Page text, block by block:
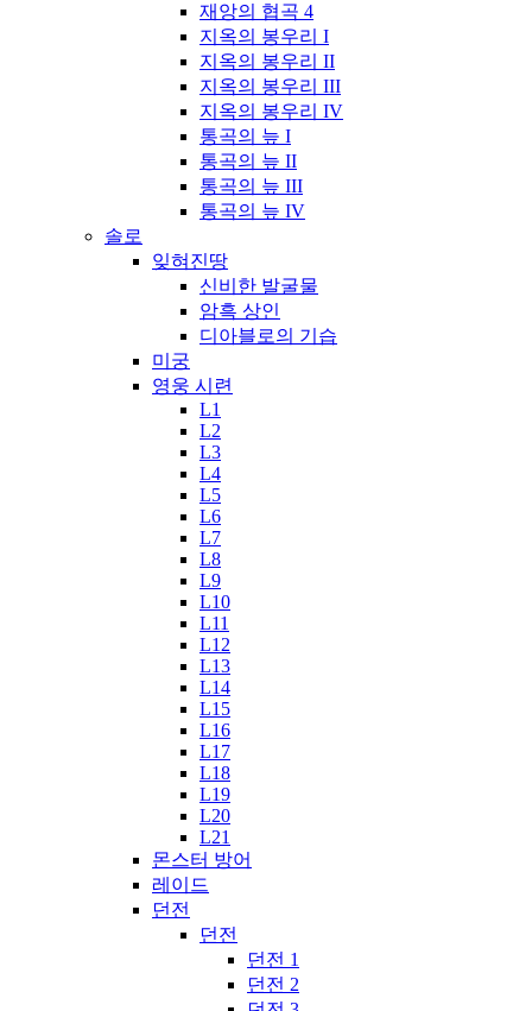
재앙의 협곡 4
지옥의 봉우리 I
지옥의 봉우리 II
지옥의 봉우리 III
지옥의 봉우리 IV
통곡의 늪 I
통곡의 늪 II
통곡의 늪 III
통곡의 늪 IV
솔로
잊혀진땅
신비한 발굴물
암흑 상인
디아블로의 기습
미궁
영웅 시련
L1
L2
L3
L4
L5
L6
L7
L8
L9
L10
L11
L12
L13
L14
L15
L16
L17
L18
L19
L20
L21
몬스터 방어
레이드
던전
던전
던전 1
던전 2